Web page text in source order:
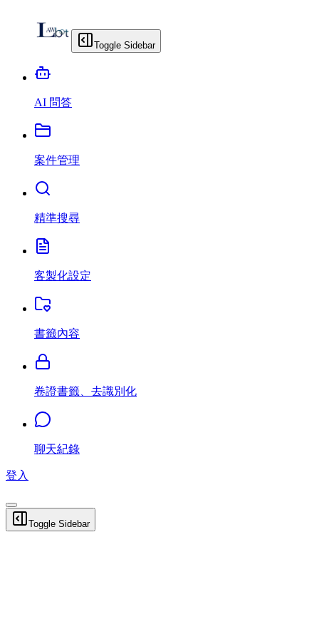
Toggle Sidebar
AI 問答
案件管理
精準搜尋
客製化設定
書籤內容
卷證書籤、去識別化
聊天紀錄
登入
Toggle Sidebar